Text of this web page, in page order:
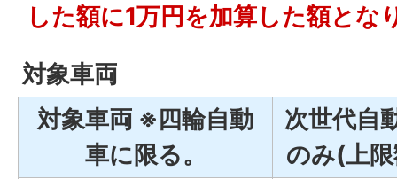
した額に1万円を加算した額とな
対象車両
対象車両 ※四輪自動
車に限る。
次世代自
のみ(上